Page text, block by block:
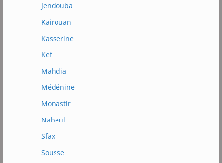
Jendouba
Kairouan
Kasserine
Kef
Mahdia
Médénine
Monastir
Nabeul
Sfax
Sousse